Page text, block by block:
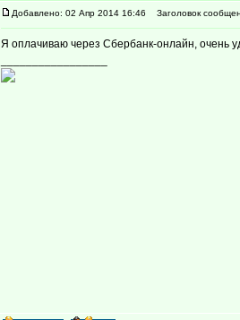
Добавлено: 02 Апр 2014 16:46 Заголовок
Я оплачиваю через Сбербанк-онлайн, очень